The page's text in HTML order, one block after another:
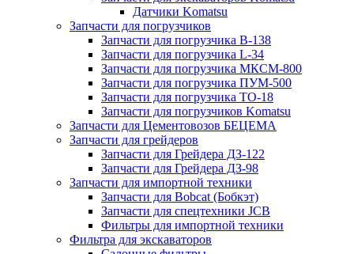
Датчики Komatsu
Запчасти для погрузчиков
Запчасти для погрузчика B-138
Запчасти для погрузчика L-34
Запчасти для погрузчика МКСМ-800
Запчасти для погрузчика ПУМ-500
Запчасти для погрузчика ТО-18
Запчасти для погрузчиков Komatsu
Запчасти для Цементовозов БЕЦЕМА
Запчасти для грейдеров
Запчасти для Грейдера ДЗ-122
Запчасти для Грейдера ДЗ-98
Запчасти для импортной техники
Запчасти для Bobcat (Бобкэт)
Запчасти для спецтехники JCB
Фильтры для импортной техники
Фильтра для экскаваторов